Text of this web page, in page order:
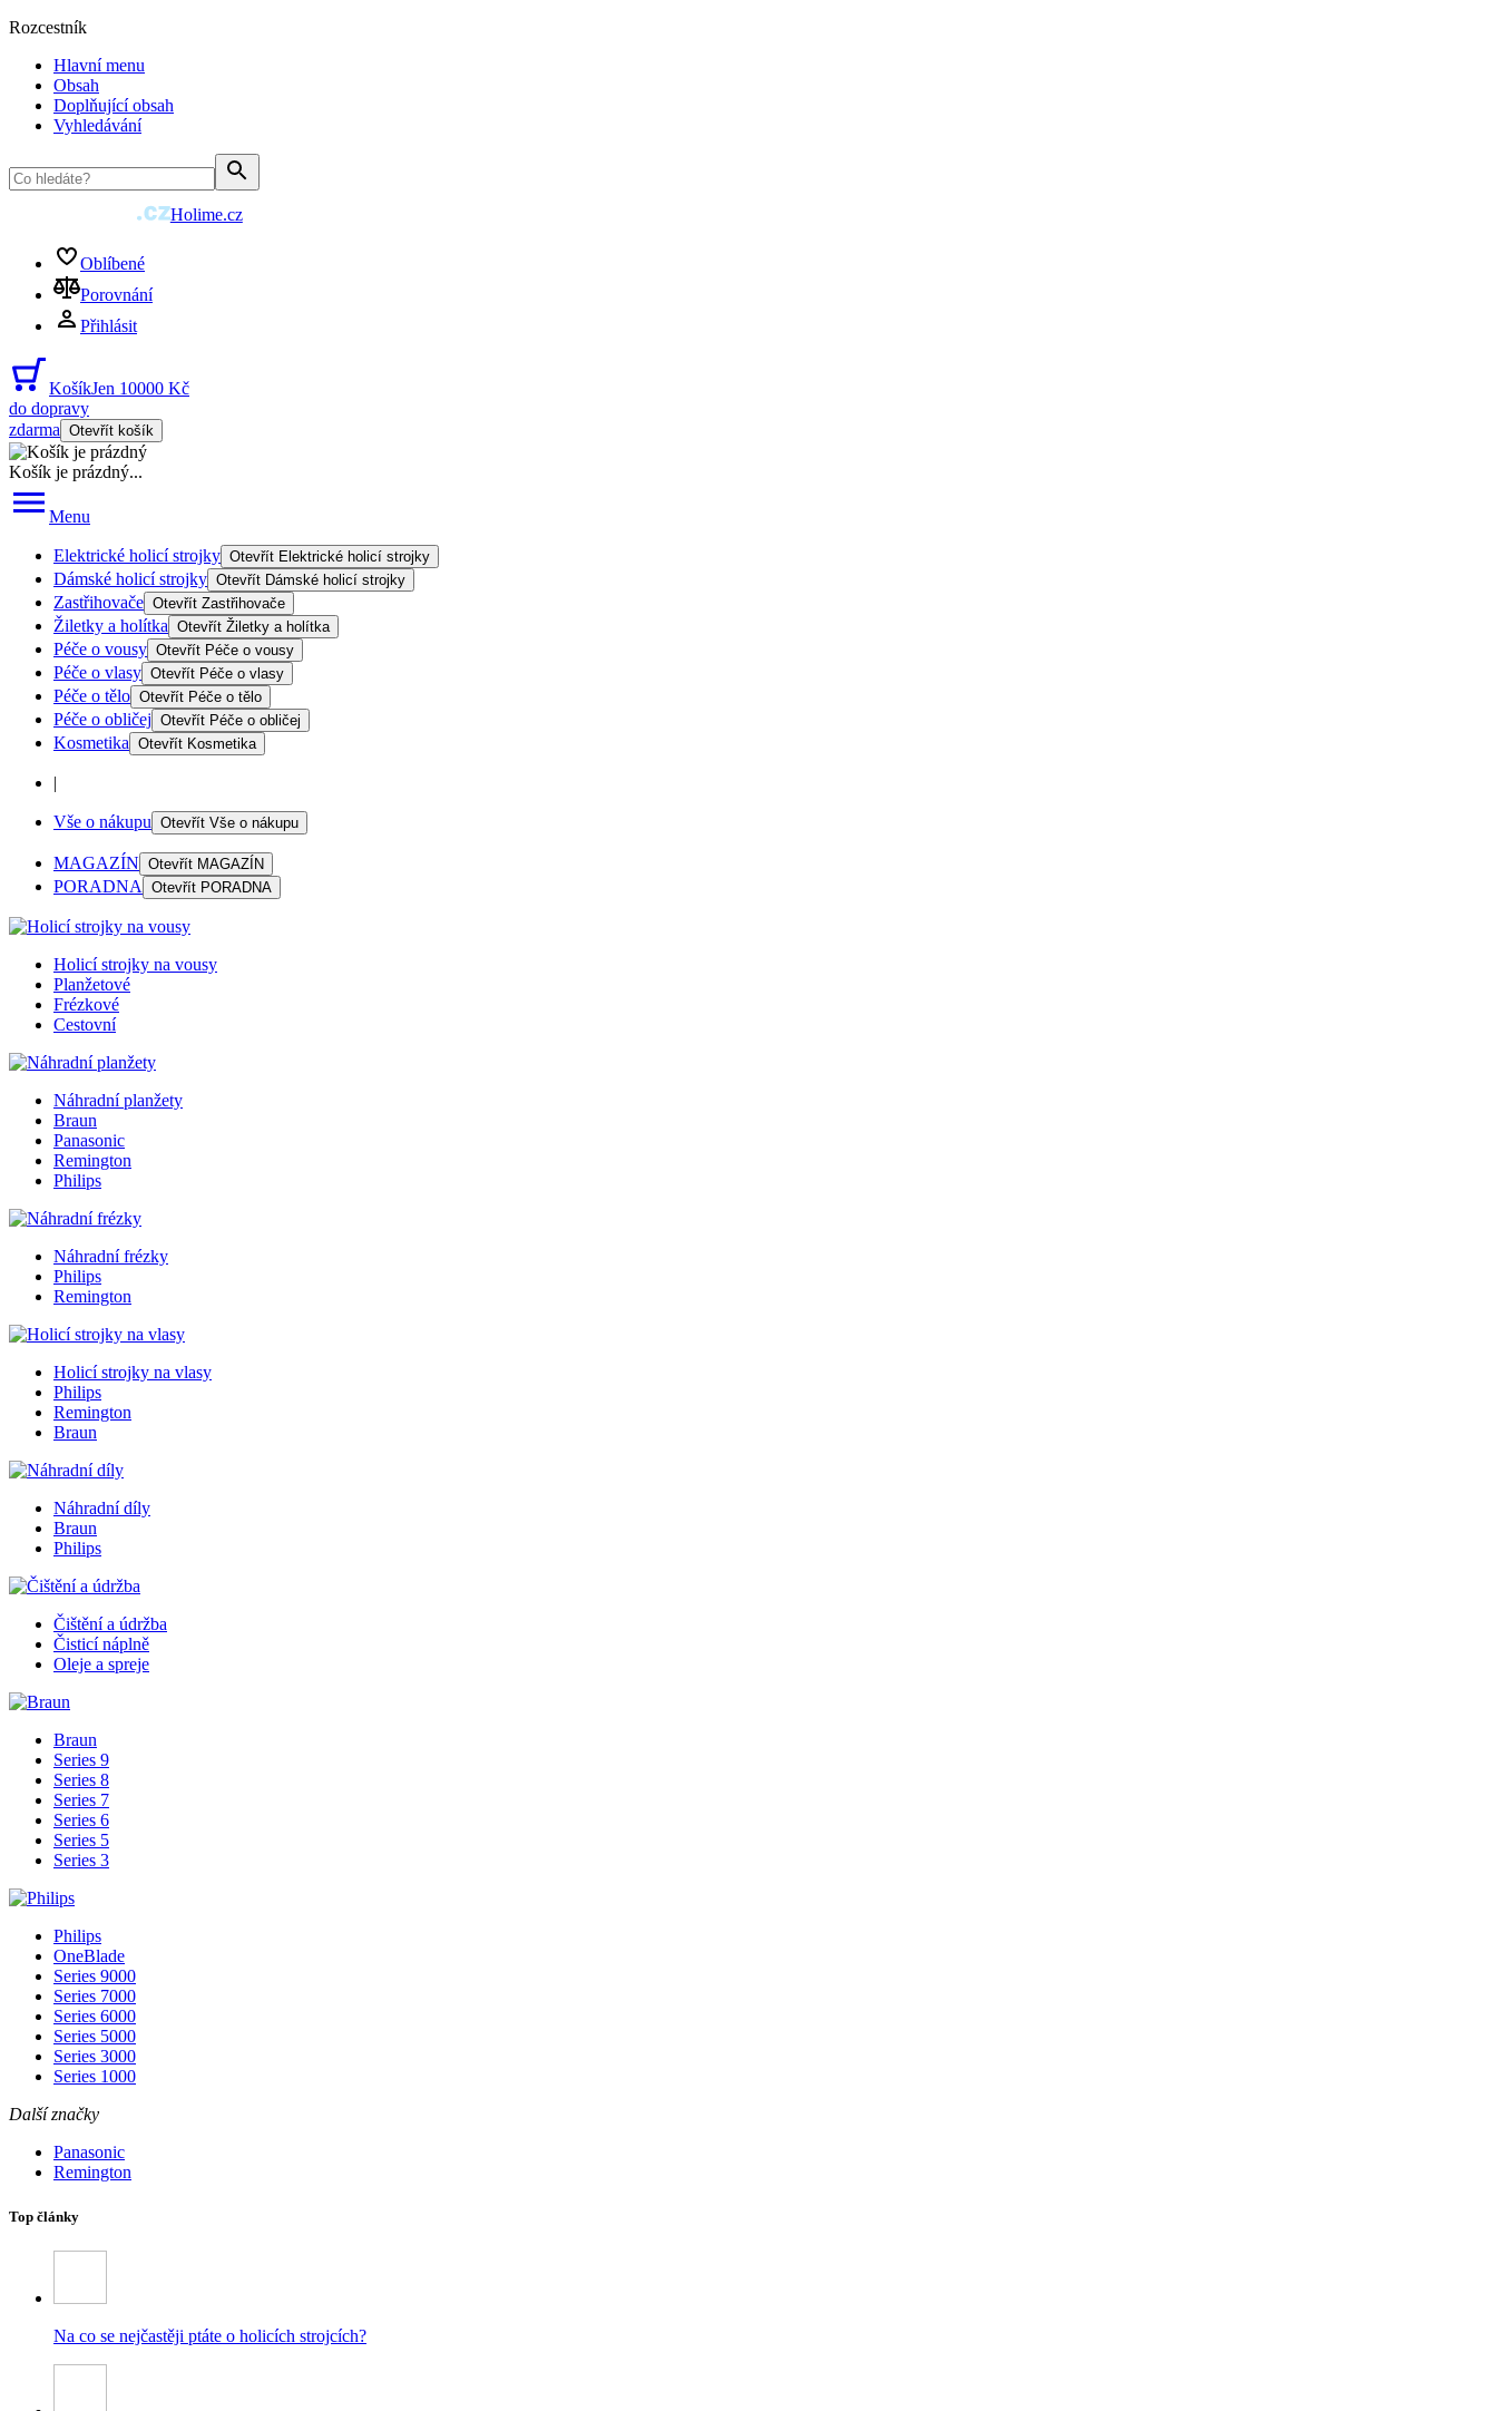
Rozcestník
Hlavní menu
Obsah
Doplňující obsah
Vyhledávání
Holime.cz
Oblíbené
Porovnání
Přihlásit
KošíkJen 10000 Kč
do dopravy
zdarma Otevřít košík
Košík je prázdný...
Menu
Elektrické holicí strojky Otevřít Elektrické holicí strojky
Dámské holicí strojky Otevřít Dámské holicí strojky
Zastřihovače Otevřít Zastřihovače
Žiletky a holítka Otevřít Žiletky a holítka
Péče o vousy Otevřít Péče o vousy
Péče o vlasy Otevřít Péče o vlasy
Péče o tělo Otevřít Péče o tělo
Péče o obličej Otevřít Péče o obličej
Kosmetika Otevřít Kosmetika
|
Vše o nákupu Otevřít Vše o nákupu
MAGAZÍN Otevřít MAGAZÍN
PORADNA Otevřít PORADNA
Holicí strojky na vousy
Planžetové
Frézkové
Cestovní
Náhradní planžety
Braun
Panasonic
Remington
Philips
Náhradní frézky
Philips
Remington
Holicí strojky na vlasy
Philips
Remington
Braun
Náhradní díly
Braun
Philips
Čištění a údržba
Čisticí náplně
Oleje a spreje
Braun
Series 9
Series 8
Series 7
Series 6
Series 5
Series 3
Philips
OneBlade
Series 9000
Series 7000
Series 6000
Series 5000
Series 3000
Series 1000
Další značky
Panasonic
Remington
Top články
Na co se nejčastěji ptáte o holicích strojcích?